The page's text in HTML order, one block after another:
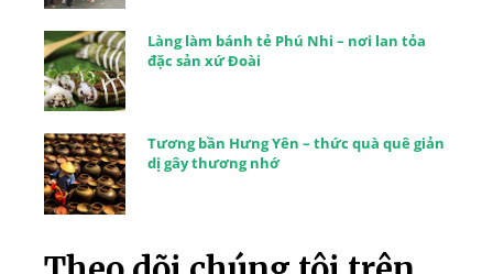
Làng làm bánh tẻ Phú Nhi – nơi lan tỏa
đặc sản xứ Đoài
Tương bần Hưng Yên – thức quà quê giản
dị gây thương nhớ